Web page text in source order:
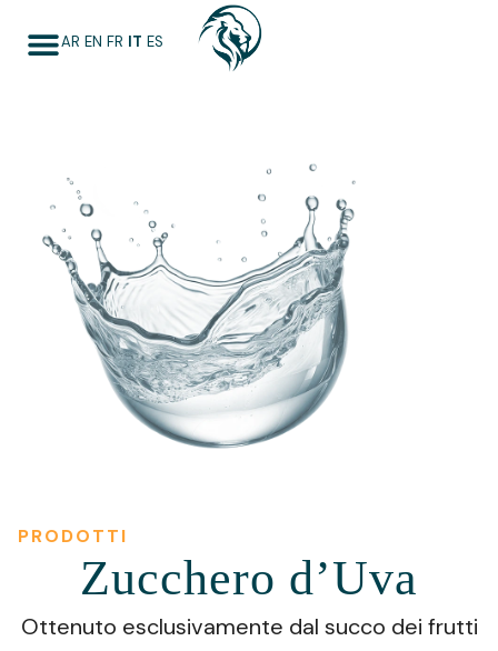
AR EN FR IT ES
PRODOTTI
Zucchero d’Uva
Ottenuto esclusivamente dal succo dei frutti